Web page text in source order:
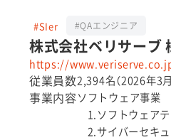
#SIer #QAエンジニア
株式会社ベリサーブ
https://
従業員数2,394名（2026年3
事業内容ソフトウェア事業
1.ソフトウェア
2.サイバーセキ